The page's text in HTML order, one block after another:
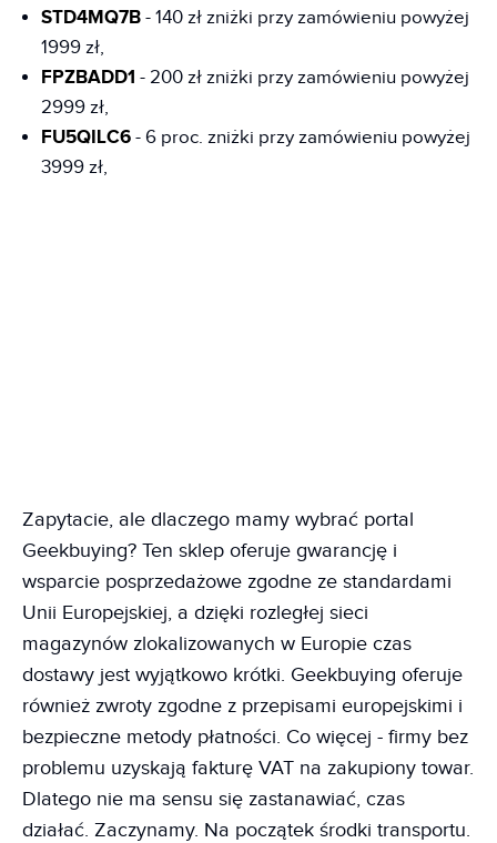
STD4MQ7B - 140 zł zniżki przy zamówieniu powyżej
1999 zł,
FPZBADD1 - 200 zł zniżki przy zamówieniu powyżej
2999 zł,
FU5QILC6 - 6 proc. zniżki przy zamówieniu powyżej
3999 zł,
Zapytacie, ale dlaczego mamy wybrać portal
Geekbuying? Ten sklep oferuje gwarancję i
wsparcie posprzedażowe zgodne ze standardami
Unii Europejskiej, a dzięki rozległej sieci
magazynów zlokalizowanych w Europie czas
dostawy jest wyjątkowo krótki. Geekbuying oferuje
również zwroty zgodne z przepisami europejskimi i
bezpieczne metody płatności. Co więcej - firmy bez
problemu uzyskają fakturę VAT na zakupiony towar.
Dlatego nie ma sensu się zastanawiać, czas
działać. Zaczynamy. Na początek środki transportu.